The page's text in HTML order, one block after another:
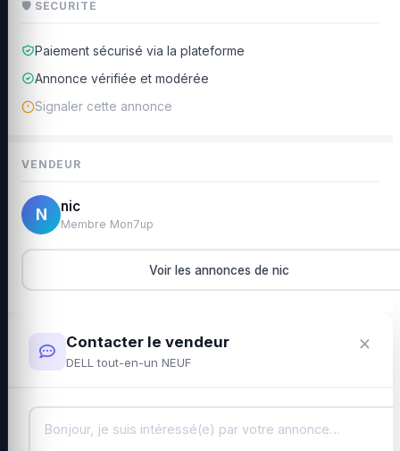
🛡 SÉCURITÉ
Paiement sécurisé via la plateforme
Annonce vérifiée et modérée
Signaler cette annonce
VENDEUR
N nic
Membre Mon7up
Voir les annonces de nic
Contacter le vendeur
DELL tout-en-un NEUF
×